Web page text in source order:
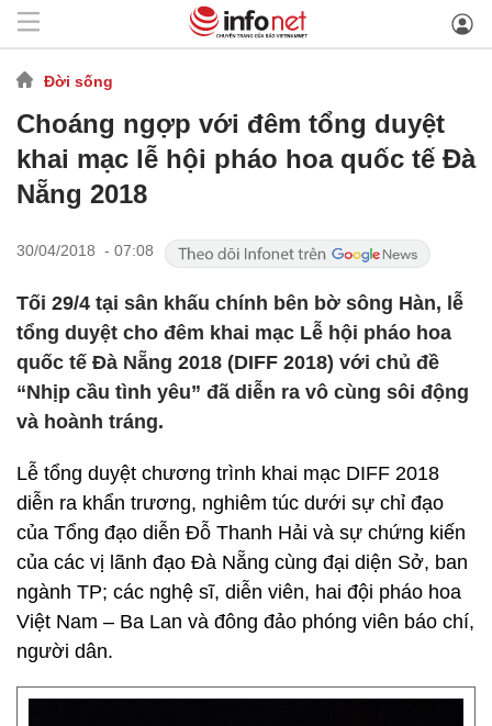
Đời sống
Choáng ngợp với đêm tổng duyệt
khai mạc lễ hội pháo hoa quốc tế Đà
Nẵng 2018
30/04/2018 - 07:08
Tối 29/4 tại sân khấu chính bên bờ sông Hàn, lễ
tổng duyệt cho đêm khai mạc Lễ hội pháo hoa
quốc tế Đà Nẵng 2018 (DIFF 2018) với chủ đề
“Nhịp cầu tình yêu” đã diễn ra vô cùng sôi động
và hoành tráng.
Lễ tổng duyệt chương trình khai mạc DIFF 2018
diễn ra khẩn trương, nghiêm túc dưới sự chỉ đạo
của Tổng đạo diễn Đỗ Thanh Hải và sự chứng kiến
của các vị lãnh đạo Đà Nẵng cùng đại diện Sở, ban
ngành TP; các nghệ sĩ, diễn viên, hai đội pháo hoa
Việt Nam – Ba Lan và đông đảo phóng viên báo chí,
người dân.